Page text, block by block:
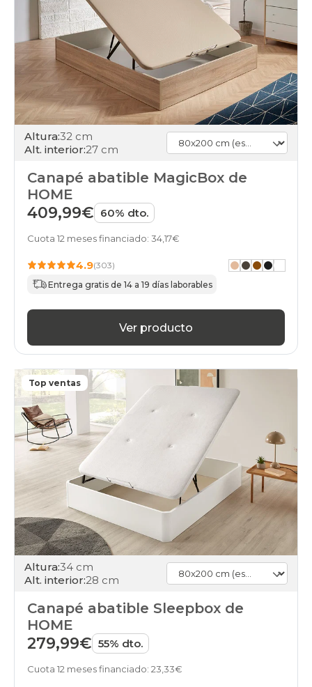
Altura:32 cm
Alt. interior:27 cm
Canapé abatible MagicBox de
HOME
409,99€ 60% dto.
Cuota 12 meses financiado: 34,17€
4.9(303)
Entrega gratis de 14 a 19 días laborables
Ver producto
Top ventas
Altura:34 cm
Alt. interior:28 cm
Canapé abatible Sleepbox de
HOME
279,99€ 55% dto.
Cuota 12 meses financiado: 23,33€